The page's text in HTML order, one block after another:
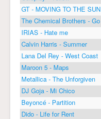
GT - MOVING TO THE SUN
The Chemical Brothers - Go
IRIAS - Hate me
Calvin Harris - Summer
Lana Del Rey - West Coast
Maroon 5 - Maps
Metallica - The Unforgiven
DJ Goja - Mi Chico
Beyoncé - Partition
Dido - Life for Rent